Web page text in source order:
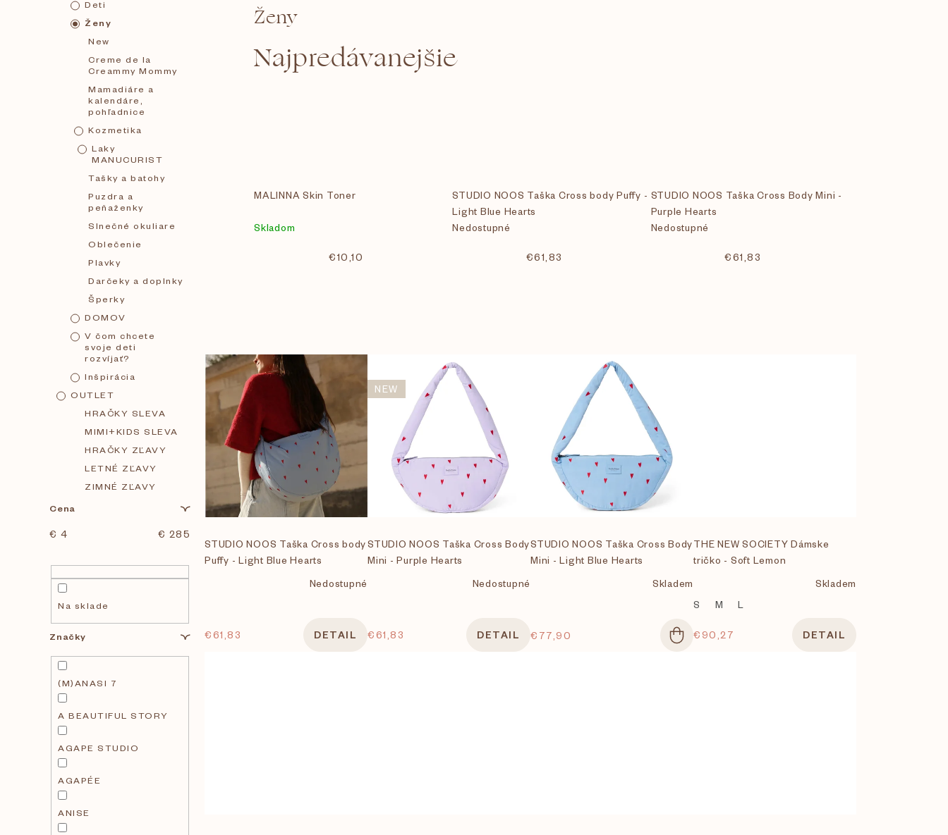
Deti
Ženy
New
Creme de la
Creammy Mommy
Mamadiáre a
kalendáre,
pohľadnice
Kozmetika
Laky
MANUCURIST
Tašky a batohy
Puzdra a
peňaženky
Slnečné okuliare
Oblečenie
Plavky
Darčeky a doplnky
Šperky
DOMOV
V čom chcete
svoje deti
rozvíjať?
Inšpirácia
OUTLET
HRAČKY SLEVA
MIMI+KIDS SLEVA
HRAČKY ZĽAVY
LETNÉ ZĽAVY
ZIMNÉ ZĽAVY
Cena
€ 4 € 285
Na sklade
Značky
(M)ANASI 7
A BEAUTIFUL STORY
AGAPE STUDIO
AGAPÉE
ANISE
Ženy
Najpredávanejšie
MALINNA Skin Toner
Skladom
€10,10
STUDIO NOOS Taška Cross body Puffy -
Light Blue Hearts
Nedostupné
€61,83
STUDIO NOOS Taška Cross Body Mini -
Purple Hearts
Nedostupné
€61,83
V
ý
p
i
s
p
o
STUDIO NOOS Taška Cross body
Puffy - Light Blue Hearts
Nedostupné
€61,83 DETAIL
NEW
STUDIO NOOS Taška Cross Body
Mini - Purple Hearts
Nedostupné
€61,83 DETAIL
STUDIO NOOS Taška Cross Body
Mini - Light Blue Hearts
Skladem
€77,90
THE NEW SOCIETY Dámske
tričko - Soft Lemon
Skladem
S
M L
€90,27 DETAIL